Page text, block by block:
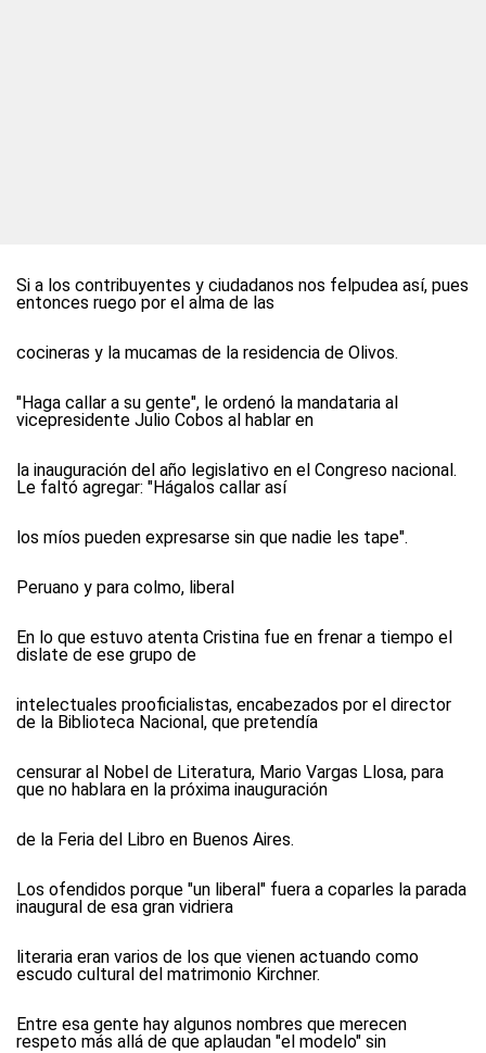
Si a los contribuyentes y ciudadanos nos felpudea así, pues
entonces ruego por el alma de las
cocineras y la mucamas de la residencia de Olivos.
"Haga callar a su gente", le ordenó la mandataria al
vicepresidente Julio Cobos al hablar en
la inauguración del año legislativo en el Congreso nacional.
Le faltó agregar: "Hágalos callar así
los míos pueden expresarse sin que nadie les tape".
Peruano y para colmo, liberal
En lo que estuvo atenta Cristina fue en frenar a tiempo el
dislate de ese grupo de
intelectuales prooficialistas, encabezados por el director
de la Biblioteca Nacional, que pretendía
censurar al Nobel de Literatura, Mario Vargas Llosa, para
que no hablara en la próxima inauguración
de la Feria del Libro en Buenos Aires.
Los ofendidos porque "un liberal" fuera a coparles la parada
inaugural de esa gran vidriera
literaria eran varios de los que vienen actuando como
escudo cultural del matrimonio Kirchner.
Entre esa gente hay algunos nombres que merecen
respeto más allá de que aplaudan "el modelo" sin